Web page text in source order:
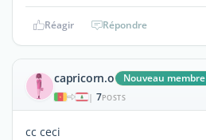
Réagir Répondre
capricorn.o Nouveau membre
| 7POSTS
cc ceci